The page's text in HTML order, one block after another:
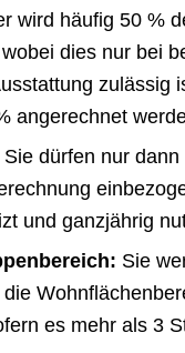
wird häufig 50 %
dies nur bei
zulässig
angerechnet
Sie dürfen nur dann
und ganzjährig
Sie
es mehr als 3